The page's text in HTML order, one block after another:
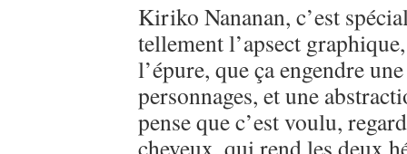
Kiriko Nananan, c’est
tellement l’apsect
l’épure, que ça engendre
personnages, et une
pense que c’est voulu,